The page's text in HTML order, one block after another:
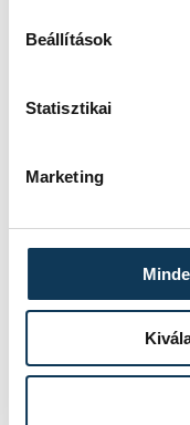
Beállítások
Statisztikai
Marketing